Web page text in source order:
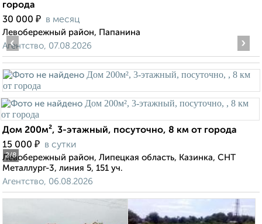
города
30 000 ₽ в месяц
Левобережный район, Папанина
Агентство, 07.08.2026
2/8
‹ ›
Дом 200м², 3-этажный, посуточно, 8 км от города
15 000 ₽ в сутки
Левобережный район, Липецкая область, Казинка, СНТ
Металлург-3, линия 5, 151 уч.
Агентство, 06.08.2026